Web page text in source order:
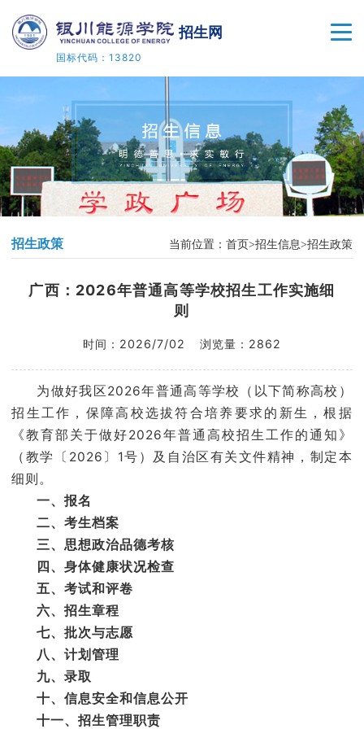
招生网
国标代码：13820
招生信息
专业设置
留学项目
高考频道
招生类型
学院官网
招生政策 当前位置： 首页 招生信息 招生政策
广西：2026年普通高等学校招生工作实施细
则
时间： 2026/7/02 浏览量： 2862
为做好我区2026年普通高等学校（以下简称高校）
招生工作，保障高校选拔符合培养要求的新生，根据
《教育部关于做好2026年普通高校招生工作的通知》
（教学〔2026〕1号）及自治区有关文件精神，制定本
细则。
一、报名
二、考生档案
三、思想政治品德考核
四、身体健康状况检查
五、考试和评卷
六、招生章程
七、批次与志愿
八、计划管理
九、录取
十、信息安全和信息公开
十一、招生管理职责